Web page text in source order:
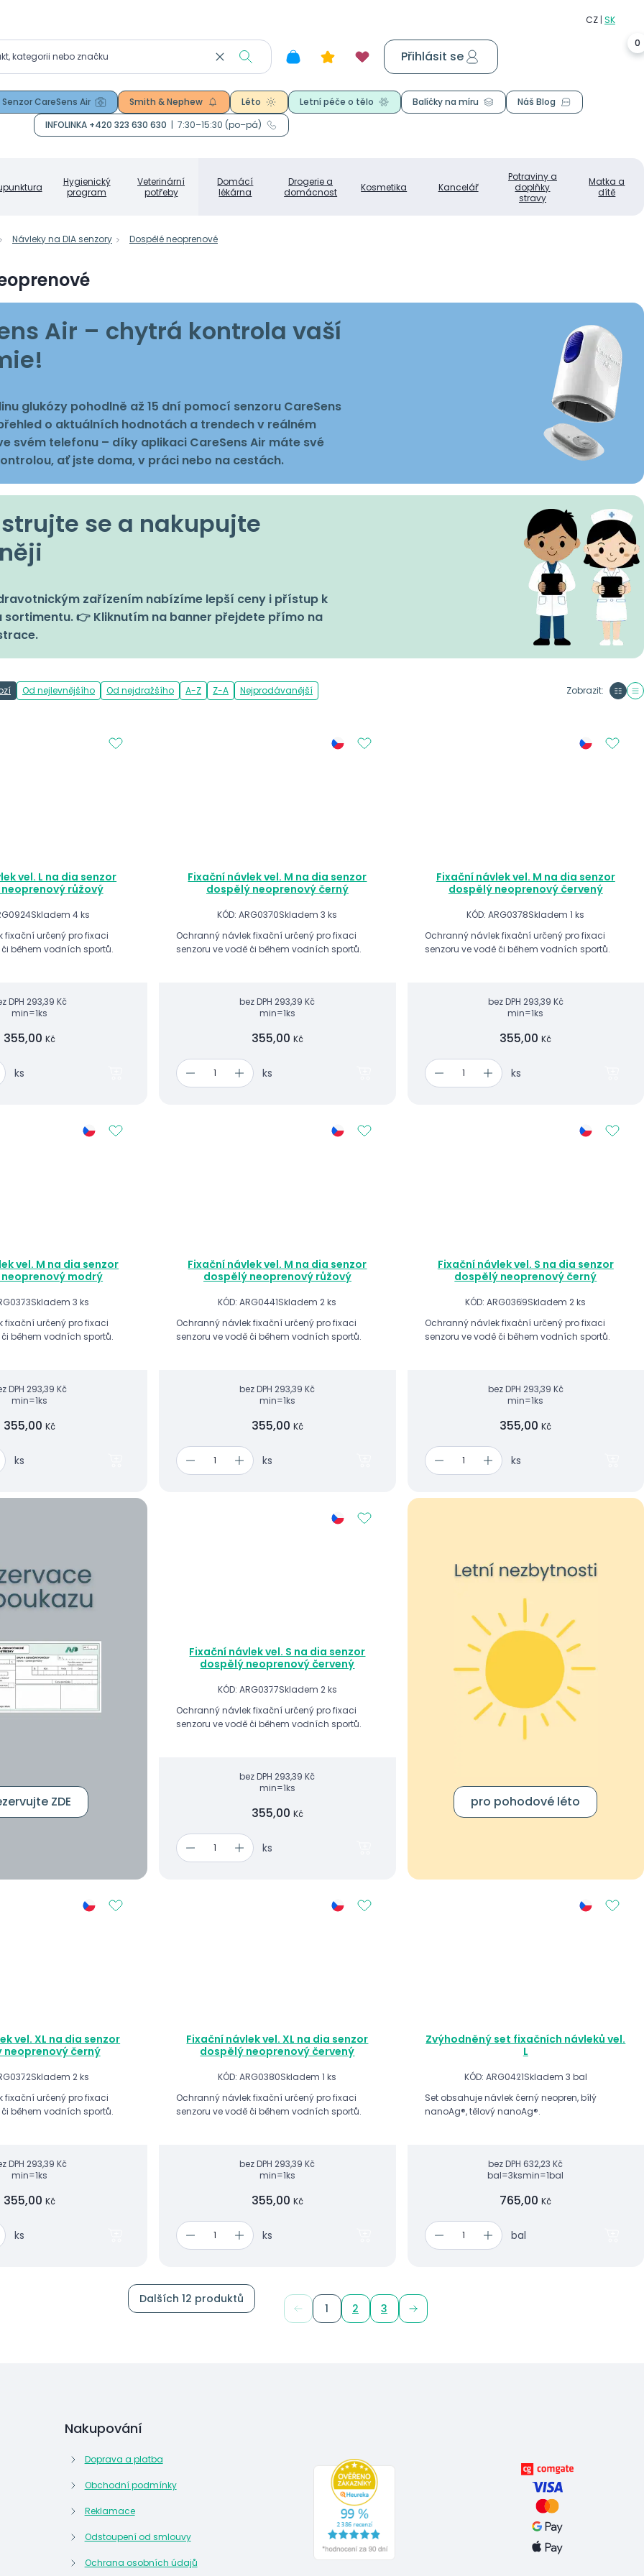
Hygienický
program
Veterinární
potřeby
Domácí
lékárna
Drogerie a
domácnost
Kosmetika Kancelář
Potraviny a
doplňky
stravy
Matka a
dítě
0
Přihlásit se
Senzor CareSens Air Smith & Nephew Léto Letní péče o tělo Balíčky na míru
Náš Blog
INFOLINKA +420 323 630 630
7:30–15:30 (po–pá)
Návleky na DIA senzory Dospělé neoprenové
Air – chytrá kontrola vaší
glukózy pohodlně až 15 dní pomocí senzoru CareSens
o aktuálních hodnotách a trendech v reálném
svém telefonu – díky aplikaci CareSens Air máte své
ať jste doma, v práci nebo na cestách.
se a nakupujte
zařízením nabízíme lepší ceny i přístup k
sortimentu. 👉 Kliknutím na banner přejdete přímo na
Od nejlevnějšího Od nejdražšího A-Z Z-A Nejprodávanější Zobrazit:
vel. L na dia senzor
růžový
Skladem 4 ks
fixační určený pro fixaci
během vodních sportů.
DPH 293,39 Kč
min=1ks
355,00 Kč
ks
Fixační návlek vel. M na dia senzor
dospělý neoprenový černý
KÓD: ARG0370Skladem 3 ks
Ochranný návlek fixační určený pro fixaci
senzoru ve vodě či během vodních sportů.
bez DPH 293,39 Kč
min=1ks
355,00 Kč
ks
Fixační návlek vel. M na dia senzor
dospělý neoprenový červený
KÓD: ARG0378Skladem 1 ks
Ochranný návlek fixační určený pro fixaci
senzoru ve vodě či během vodních sportů.
bez DPH 293,39 Kč
min=1ks
355,00Kč
ks
vel. M na dia senzor
modrý
Skladem 3 ks
fixační určený pro fixaci
během vodních sportů.
DPH 293,39 Kč
min=1ks
355,00 Kč
ks
Fixační návlek vel. M na dia senzor
dospělý neoprenový růžový
KÓD: ARG0441Skladem 2 ks
Ochranný návlek fixační určený pro fixaci
senzoru ve vodě či během vodních sportů.
bez DPH 293,39 Kč
min=1ks
355,00 Kč
ks
Fixační návlek vel. S na dia senzor
dospělý neoprenový černý
KÓD: ARG0369Skladem 2 ks
Ochranný návlek fixační určený pro fixaci
senzoru ve vodě či během vodních sportů.
bez DPH 293,39 Kč
min=1ks
355,00Kč
ks
ZDE
Fixační návlek vel. S na dia senzor
dospělý neoprenový červený
KÓD: ARG0377Skladem 2 ks
Ochranný návlek fixační určený pro fixaci
senzoru ve vodě či během vodních sportů.
bez DPH 293,39 Kč
min=1ks
355,00 Kč
ks
pro pohodové léto
vel. XL na dia senzor
neoprenový černý
Skladem 2 ks
fixační určený pro fixaci
během vodních sportů.
DPH 293,39 Kč
min=1ks
355,00 Kč
ks
Fixační návlek vel. XL na dia senzor
dospělý neoprenový červený
KÓD: ARG0380Skladem 1 ks
Ochranný návlek fixační určený pro fixaci
senzoru ve vodě či během vodních sportů.
bez DPH 293,39 Kč
min=1ks
355,00 Kč
ks
Zvýhodněný set fixačních návleků vel.
L
KÓD: ARG0421Skladem 3 bal
Set obsahuje návlek černý neopren, bílý
nanoAg®, tělový nanoAg®.
bez DPH 632,23 Kč
bal=3ksmin=1bal
765,00Kč
bal
Dalších 12 produktů
1 2 3
Nakupování
Doprava a platba
Obchodní podmínky
Reklamace
Odstoupení od smlouvy
Ochrana osobních údajů